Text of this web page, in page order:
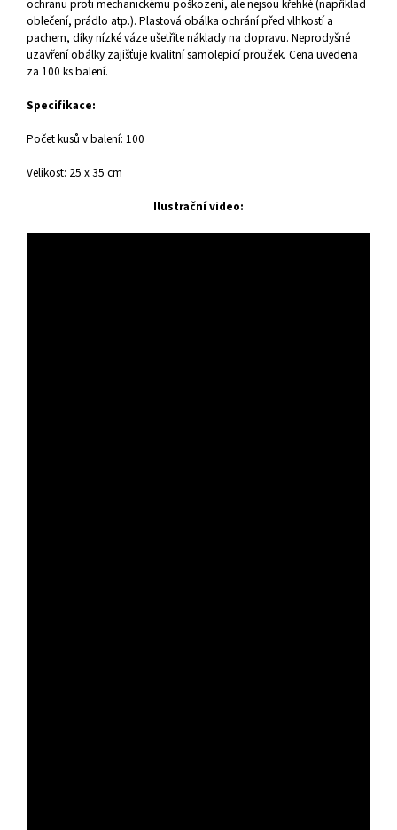
ochranu proti mechanickému poškození, ale nejsou křehké (například
oblečení, prádlo atp.). Plastová obálka ochrání před vlhkostí a
pachem, díky nízké váze ušetříte náklady na dopravu. Neprodyšné
uzavření obálky zajišťuje kvalitní samolepicí proužek. Cena uvedena
za 100 ks balení.
Specifikace:
Počet kusů v balení: 100
Velikost: 25 x 35 cm
Ilustrační video: